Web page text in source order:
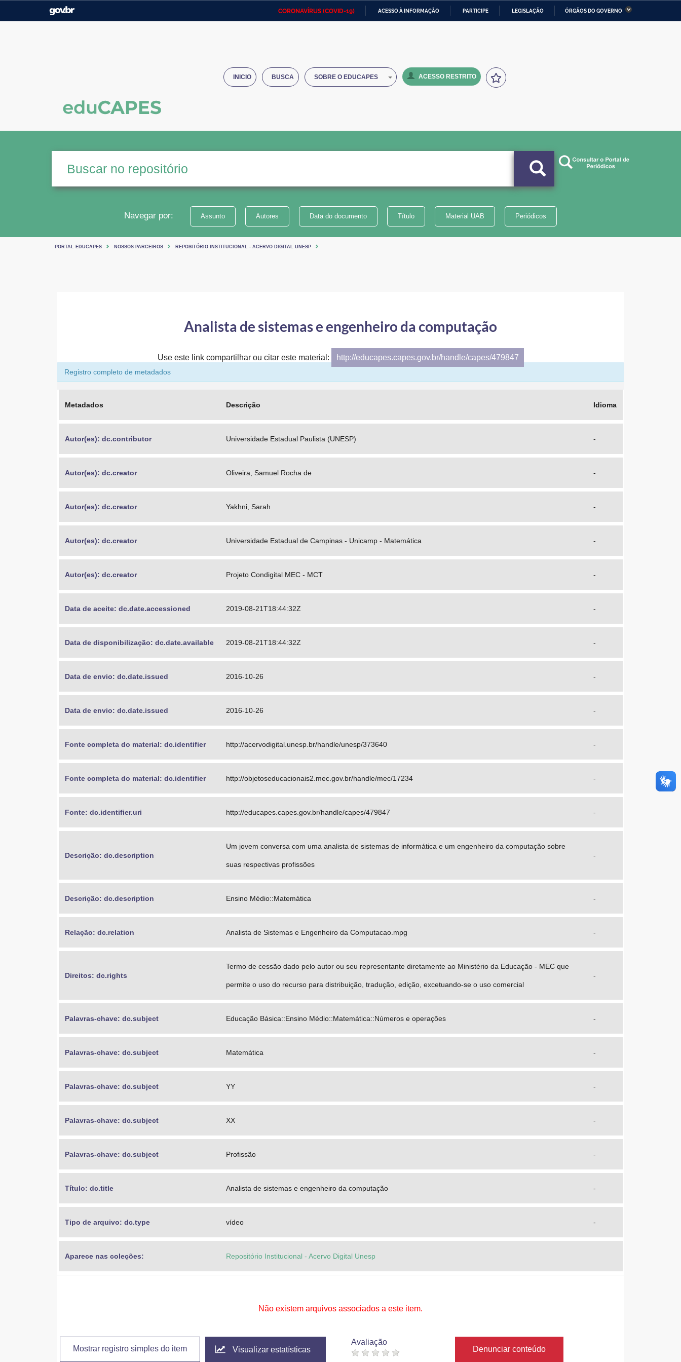
CORONAVÍRUS (COVID-19) ACESSO À INFORMAÇÃO PARTICIPE LEGISLAÇÃO ÓRGÃOS DO GOVERNO
Ministério das Relações
Ministério da Economia Ministério da Infraestrutura
Institucional
INICIO BUSCA SOBRE O EDUCAPES ACESSO RESTRITO
Navegar por: Assunto Autores Data do documento Título Material UAB Periódicos
PORTAL EDUCAPES NOSSOS PARCEIROS REPOSITÓRIO INSTITUCIONAL - ACERVO DIGITAL UNESP
Analista de sistemas e engenheiro da computação
Use este link compartilhar ou citar este material: http://educapes.capes.gov.br/handle/capes/479847
Registro completo de metadados
Metadados Descrição Idioma
Autor(es): dc.contributor Universidade Estadual Paulista (UNESP) -
Autor(es): dc.creator Oliveira, Samuel Rocha de -
Autor(es): dc.creator Yakhni, Sarah -
Autor(es): dc.creator Universidade Estadual de Campinas - Unicamp - Matemática -
Autor(es): dc.creator Projeto Condigital MEC - MCT -
Data de aceite: dc.date.accessioned 2019-08-21T18:44:32Z -
Data de disponibilização: dc.date.available 2019-08-21T18:44:32Z -
Data de envio: dc.date.issued 2016-10-26 -
Data de envio: dc.date.issued 2016-10-26 -
Fonte completa do material: dc.identifier http://acervodigital.unesp.br/handle/unesp/373640 -
Fonte completa do material: dc.identifier http://objetoseducacionais2.mec.gov.br/handle/mec/17234 -
Fonte: dc.identifier.uri http://educapes.capes.gov.br/handle/capes/479847 -
Descrição: dc.description
Um jovem conversa com uma analista de sistemas de informática e um engenheiro da computação sobre
suas respectivas profissões
-
Descrição: dc.description Ensino Médio::Matemática -
Relação: dc.relation Analista de Sistemas e Engenheiro da Computacao.mpg -
Direitos: dc.rights
Termo de cessão dado pelo autor ou seu representante diretamente ao Ministério da Educação - MEC que
permite o uso do recurso para distribuição, tradução, edição, excetuando-se o uso comercial
-
Palavras-chave: dc.subject Educação Básica::Ensino Médio::Matemática::Números e operações -
Palavras-chave: dc.subject Matemática -
Palavras-chave: dc.subject YY -
Palavras-chave: dc.subject XX -
Palavras-chave: dc.subject Profissão -
Título: dc.title Analista de sistemas e engenheiro da computação -
Tipo de arquivo: dc.type vídeo -
Aparece nas coleções: Repositório Institucional - Acervo Digital Unesp
Não existem arquivos associados a este item.
Mostrar registro simples do item Visualizar estatísticas
Avaliação
Denunciar conteúdo